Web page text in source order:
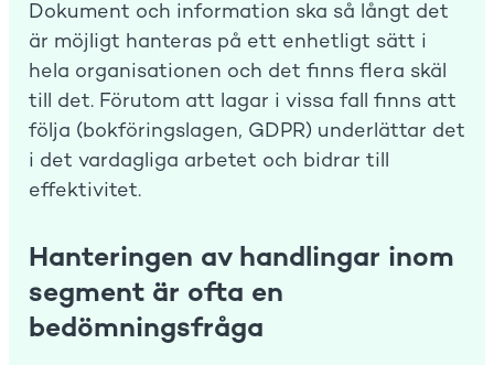
Dokument och information ska så långt det
är möjligt hanteras på ett enhetligt sätt i
hela organisationen och det finns flera skäl
till det. Förutom att lagar i vissa fall finns att
följa (bokföringslagen, GDPR) underlättar det
i det vardagliga arbetet och bidrar till
effektivitet.
Hanteringen av handlingar inom
segment är ofta en
bedömningsfråga